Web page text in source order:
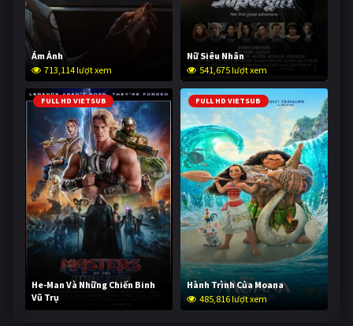
Ám Ảnh
713,114 lượt xem
Nữ Siêu Nhân
541,675 lượt xem
FULL HD VIETSUB
He-Man Và Những Chiến Binh
Vũ Trụ
233,712 lượt xem
FULL HD VIETSUB
Hành Trình Của Moana
485,816 lượt xem